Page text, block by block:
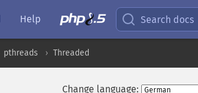
Help Search docs
pthreads Threaded
Change language: